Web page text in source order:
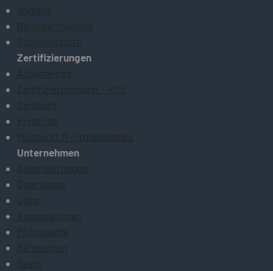
Vorteile
Raumvermietung
Schulungsorte
Zertifizierungen
Allgemeines
Zertifizierungstest - VUE
Certiport
Kryterion
Microsoft IT-Professionals
Unternehmen
Autorisierungen
Downloads
Jobs
Kooperationen
Philosophie
Referenzen
Team